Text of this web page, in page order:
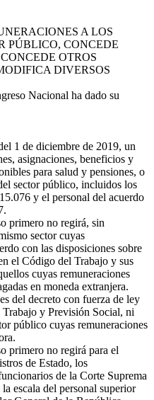
A LOS
PÚBLICO, CONCEDE
OTROS
DIVERSOS
Nacional ha dado su
1 de diciembre de 2019, un
asignaciones, beneficios y
para salud y pensiones, o
sector público, incluidos los
y el personal del acuerdo
primero no regirá, sin
sector cuyas
con las disposiciones sobre
el Código del Trabajo y sus
cuyas remuneraciones
en moneda extranjera.
del decreto con fuerza de ley
y Previsión Social, ni
público cuyas remuneraciones
primero no regirá para el
de Estado, los
de la Corte Suprema
escala del personal superior